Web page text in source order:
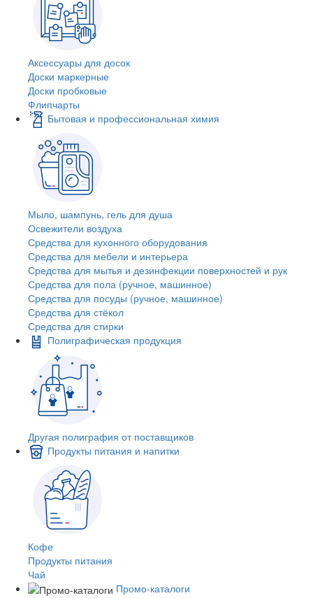
Аксессуары для досок
Доски маркерные
Доски пробковые
Флипчарты
Бытовая и профессиональная химия
Мыло, шампунь, гель для душа
Освежители воздуха
Средства для кухонного оборудования
Средства для мебели и интерьера
Средства для мытья и дезинфекции поверхностей и рук
Средства для пола (ручное, машинное)
Средства для посуды (ручное, машинное)
Средства для стёкол
Средства для стирки
Полиграфическая продукция
Другая полиграфия от поставщиков
Продукты питания и напитки
Кофе
Продукты питания
Чай
Промо-каталоги